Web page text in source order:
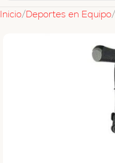
Inicio Deportes en Equipo